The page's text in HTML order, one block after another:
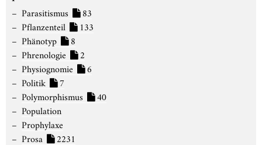
Parasitismus
83
Pflanzenteil
133
Phänotyp
8
Phrenologie
2
Physiognomie
6
Politik
7
Polymorphismus
40
Population
Prophylaxe
Prosa
2231